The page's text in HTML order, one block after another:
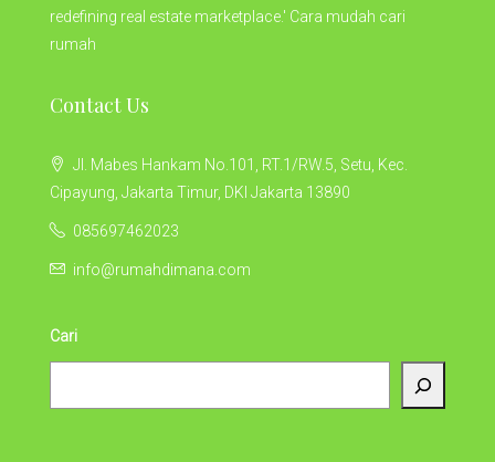
redefining real estate marketplace.' Cara mudah cari
rumah
Contact Us
Jl. Mabes Hankam No.101, RT.1/RW.5, Setu, Kec.
Cipayung, Jakarta Timur, DKI Jakarta 13890
085697462023
info@rumahdimana.com
Cari